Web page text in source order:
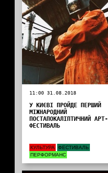
11:00 31.08.2018
У КИЄВІ ПРОЙДЕ ПЕРШИЙ
МІЖНАРОДНИЙ
ПОСТАПОКАЛІПТИЧНИЙ АРТ-
ФЕСТИВАЛЬ
КУЛЬТУРА
ФЕСТИВАЛЬ
ПЕРФОРМАНС